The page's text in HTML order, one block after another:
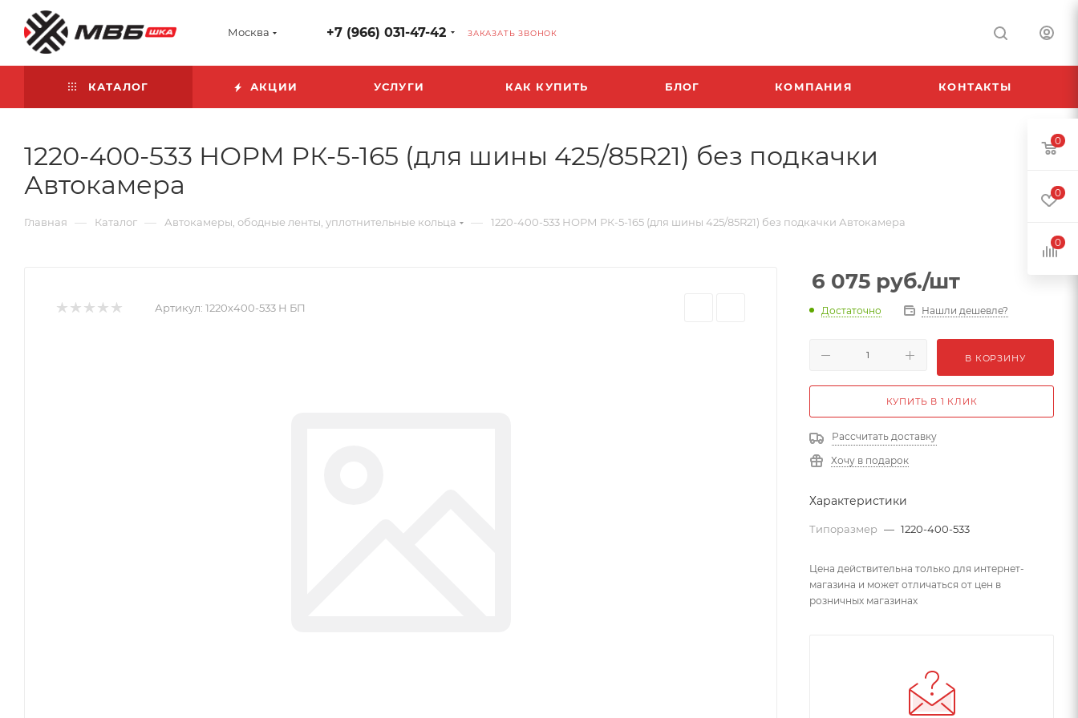
Москва +7 (966) 031-47-42 ЗАКАЗАТЬ ЗВОНОК
КАТАЛОГ АКЦИИ УСЛУГИ КАК КУПИТЬ БЛОГ КОМПАНИЯ КОНТАКТЫ
1220-400-533 НОРМ РК-5-165 (для шины 425/85R21) без подкачки
Автокамера
Главная — Каталог — Автокамеры, ободные ленты, уплотнительные кольца — 1220-400-533 НОРМ РК-5-165 (для шины 425/85R21) без подкачки Автокамера
Артикул: 1220х400-533 Н БП
6 075 руб./шт
Достаточно Нашли дешевле?
В КОРЗИНУ
КУПИТЬ В 1 КЛИК
Рассчитать доставку
Хочу в подарок
Характеристики
Типоразмер — 1220-400-533
Цена действительна только для интернет-
магазина и может отличаться от цен в
розничных магазинах
0
0
0